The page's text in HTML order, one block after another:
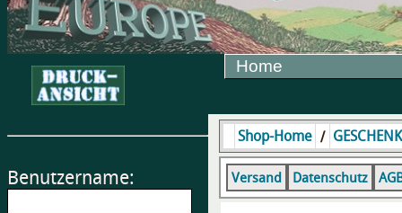
Home
Benutzername:
Shop-Home /
Versand Datenschutz